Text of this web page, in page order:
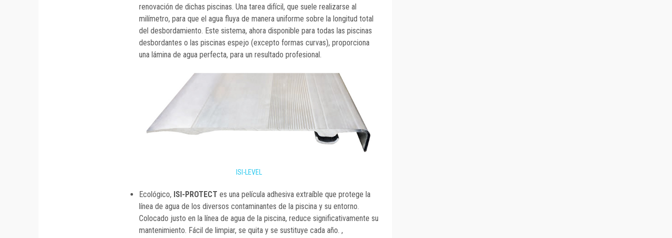
renovación de dichas piscinas. Una tarea difícil, que suele realizarse al
milímetro, para que el agua fluya de manera uniforme sobre la longitud total
del desbordamiento. Este sistema, ahora disponible para todas las piscinas
desbordantes o las piscinas espejo (excepto formas curvas), proporciona
una lámina de agua perfecta, para un resultado profesional.
ISI-LEVEL
Ecológico, ISI-PROTECT es una película adhesiva extraíble que protege la
línea de agua de los diversos contaminantes de la piscina y su entorno.
Colocado justo en la línea de agua de la piscina, reduce significativamente su
mantenimiento. Fácil de limpiar, se quita y se sustituye cada año. ,